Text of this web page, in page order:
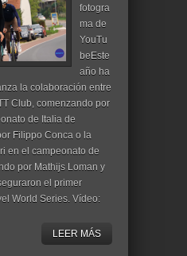
fotogra
ma de
YouTu
beEste
año ha
la colaboración entre
Club, comenzando por
de Italia de
Filippo Conca o la
en el campeonato de
por Mathijs Loman y
el primer
World Series. Vídeo:
LEER MÁS